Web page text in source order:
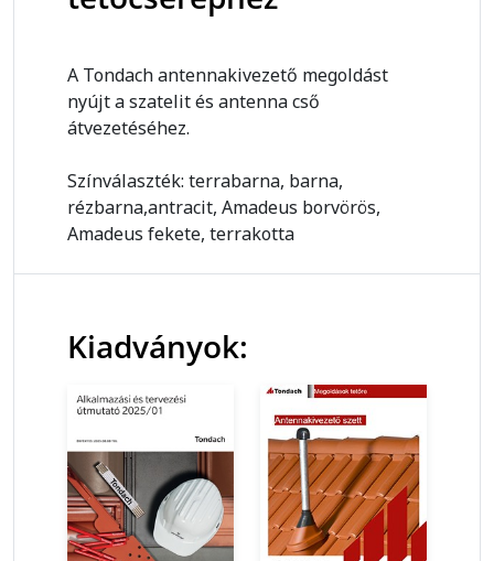
A Tondach antennakivezető megoldást
nyújt a szatelit és antenna cső
átvezetéséhez.
Színválaszték: terrabarna, barna,
rézbarna,antracit, Amadeus borvörös,
Amadeus fekete, terrakotta
Kiadványok: